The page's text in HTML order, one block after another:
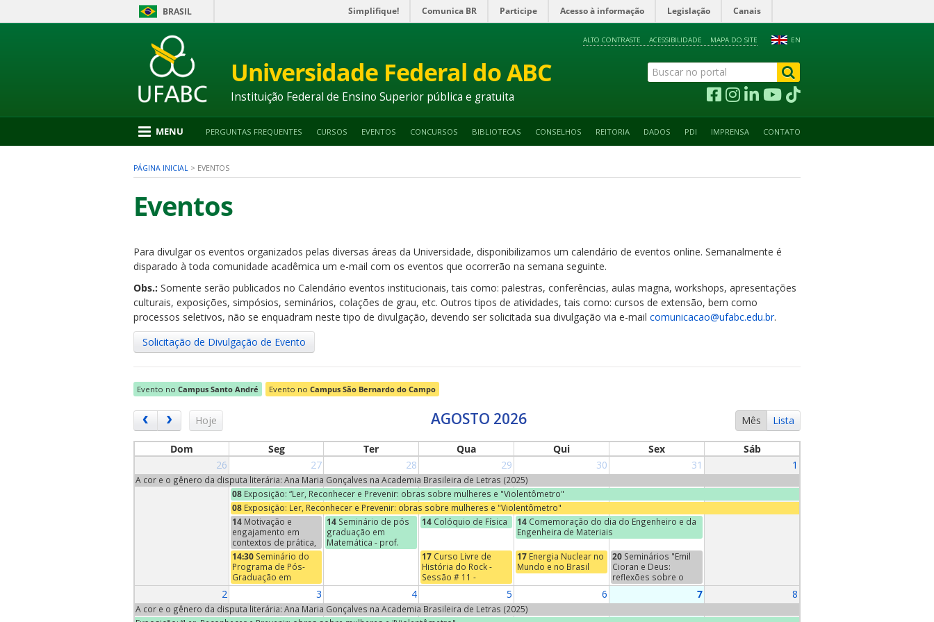
BRASIL Simplifique! Comunica BR Participe Acesso à informação Legislação Canais
para
2
EN
ALTO CONTRASTE ACESSIBILIDADE MAPA DO SITE
Universidade Federal do ABC
Instituição Federal de Ensino Superior pública e gratuita
MENU PERGUNTAS FREQUENTES CURSOS EVENTOS CONCURSOS BIBLIOTECAS CONSELHOS REITORIA DADOS PDI IMPRENSA CONTATO
PÁGINA INICIAL > EVENTOS
Eventos
Para divulgar os eventos organizados pelas diversas áreas da Universidade, disponibilizamos um calendário de eventos online. Semanalmente é
disparado à toda comunidade acadêmica um e-mail com os eventos que ocorrerão na semana seguinte.
Obs.: Somente serão publicados no Calendário eventos institucionais, tais como: palestras, conferências, aulas magna, workshops, apresentações
culturais, exposições, simpósios, seminários, colações de grau, etc. Outros tipos de atividades, tais como: cursos de extensão, bem como
processos seletivos, não se enquadram neste tipo de divulgação, devendo ser solicitada sua divulgação via e-mail comunicacao@ufabc.edu.br.
Solicitação de Divulgação de Evento
Evento no Campus Santo André Evento no Campus São Bernardo do Campo
Hoje Mês Lista
AGOSTO 2026
Dom Seg Ter Qua Qui Sex
Sáb
26
27 28 29 30 31 1
A cor e o gênero da disputa literária: Ana Maria Gonçalves na Academia Brasileira de Letras (2025)
08 Exposição: “Ler, Reconhecer e Prevenir: obras sobre mulheres e "Violentômetro"
08 Exposição: Ler, Reconhecer e Prevenir: obras sobre mulheres e "Violentômetro"
14 Motivação e
engajamento em
contextos de prática,
ensino e
aprendizagem de
música | Conversas
Neuromusicais - Ano
14 Seminário de pós
graduação em
Matemática - prof.
Jean-Paul Brasselet
"Marie-Hélène
Schwartz, um nome na
torre Eiffel"
14 Colóquio de Física 14 Comemoração do dia do Engenheiro e da
Engenheira de Materiais
14:30 Seminário do
Programa de Pós-
Graduação em
Economia – Profa
(Trinity University,
EUA)
17 Curso Livre de
História do Rock -
Sessão # 11 -
Começos do Indie
17 Energia Nuclear no
Mundo e no Brasil
20 Seminários "Emil
Cioran e Deus:
reflexões sobre o
Nada". Terceiro
Cioran
2 3 4 5 6 7 8
A cor e o gênero da disputa literária: Ana Maria Gonçalves na Academia Brasileira de Letras (2025)